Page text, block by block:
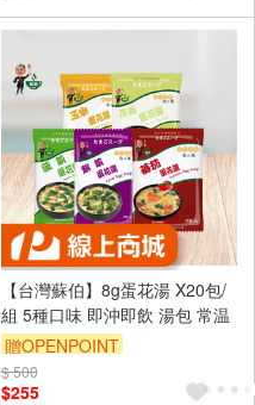
【台灣蘇伯】8g蛋花湯 X20包/
組 5種口味 即沖即飲 湯包 常温
贈OPENPOINT
$ 500
$255